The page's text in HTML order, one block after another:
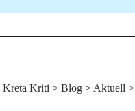
Kreta Kriti > Blog> Aktuell >